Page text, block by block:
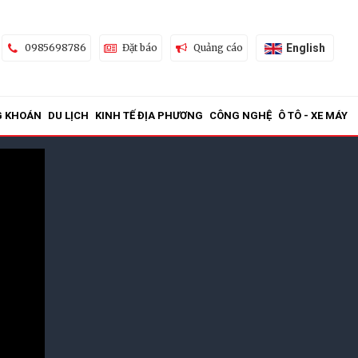
0985698786 Đặt báo Quảng cáo English
KHOÁN DU LỊCH KINH TẾ ĐỊA PHƯƠNG CÔNG NGHỆ Ô TÔ - XE MÁY